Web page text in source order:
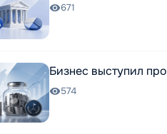
671
Бизнес выступил
574